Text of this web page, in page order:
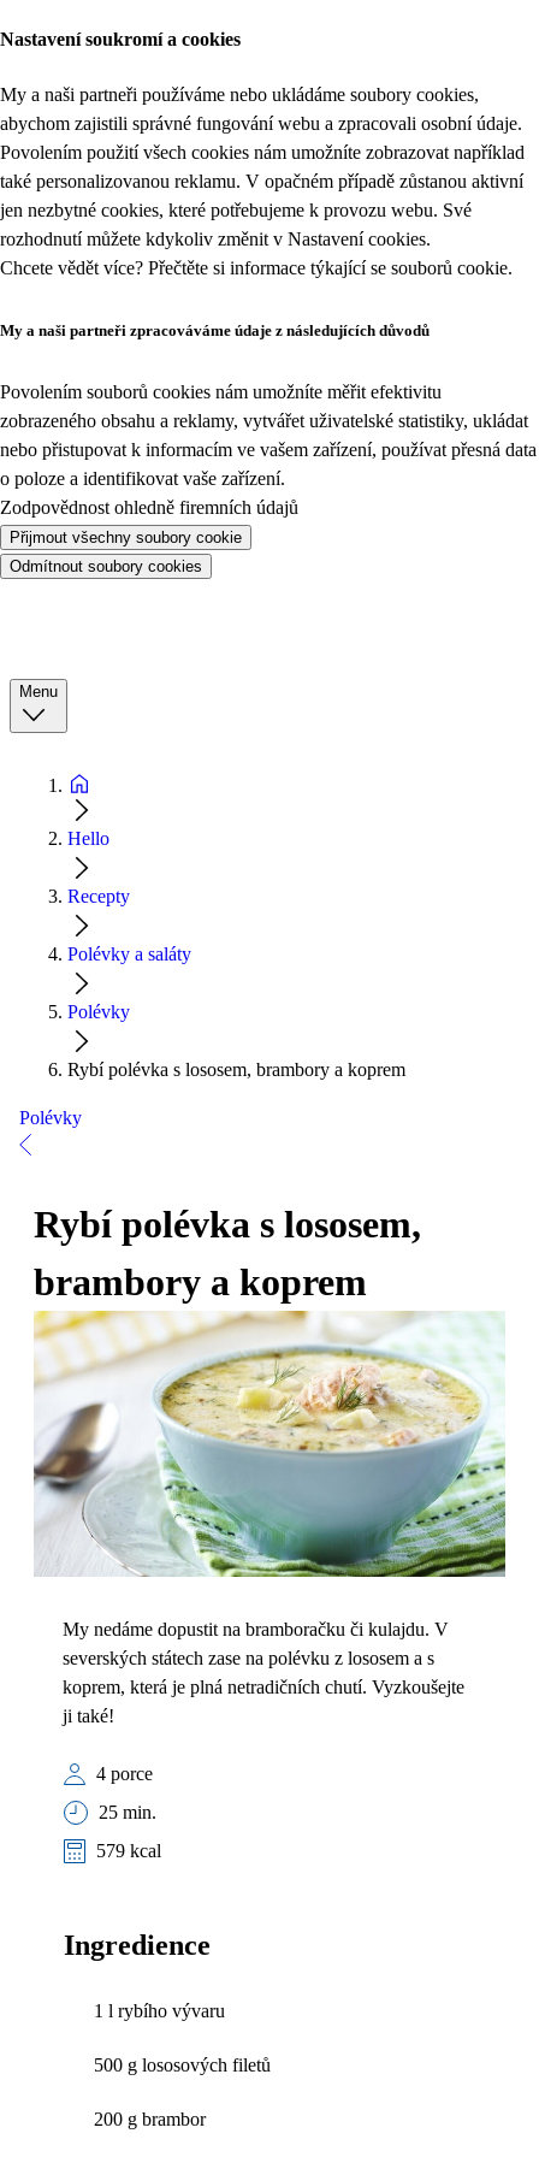
Nastavení soukromí a cookies
My a naši partneři používáme nebo ukládáme soubory cookies,
abychom zajistili správné fungování webu a zpracovali osobní údaje.
Povolením použití všech cookies nám umožníte zobrazovat například
také personalizovanou reklamu. V opačném případě zůstanou aktivní
jen nezbytné cookies, které potřebujeme k provozu webu. Své
rozhodnutí můžete kdykoliv změnit v Nastavení cookies.
Chcete vědět více? Přečtěte si informace týkající se souborů cookie.
My a naši partneři zpracováváme údaje z následujících důvodů
Povolením souborů cookies nám umožníte měřit efektivitu
zobrazeného obsahu a reklamy, vytvářet uživatelské statistiky, ukládat
nebo přistupovat k informacím ve vašem zařízení, používat přesná data
o poloze a identifikovat vaše zařízení.
Zodpovědnost ohledně firemních údajů
Přijmout všechny soubory cookie
Odmítnout soubory cookies
Menu
Hello
Recepty
Polévky a saláty
Polévky
Rybí polévka s lososem, brambory a koprem
Polévky
Rybí polévka s lososem,
brambory a koprem
My nedáme dopustit na bramboračku či kulajdu. V
severských státech zase na polévku z lososem a s
koprem, která je plná netradičních chutí. Vyzkoušejte
ji také!
4 porce
25 min.
579 kcal
Ingredience
1 l rybího vývaru
500 g lososových filetů
200 g brambor